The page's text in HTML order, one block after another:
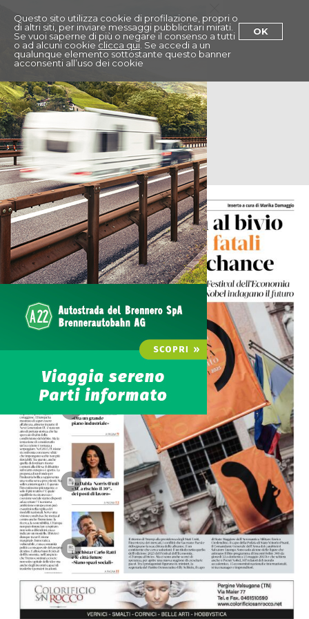
Questo sito utilizza cookie di profilazione, propri o
di altri siti, per inviare messaggi pubblicitari mirati.
Se vuoi saperne di più o negare il consenso a tutti
o ad alcuni cookie clicca qui . Se accedi a un
qualunque elemento sottostante questo banner
acconsenti all’uso dei cookie
OK
Menu